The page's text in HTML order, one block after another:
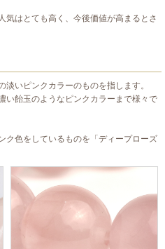
気はとても高く、今後価値が高まるとさ
淡いピンクカラーのものを指します。
い飴玉のようなピンクカラーまで様々で
ク色をしているものを「ディープローズ